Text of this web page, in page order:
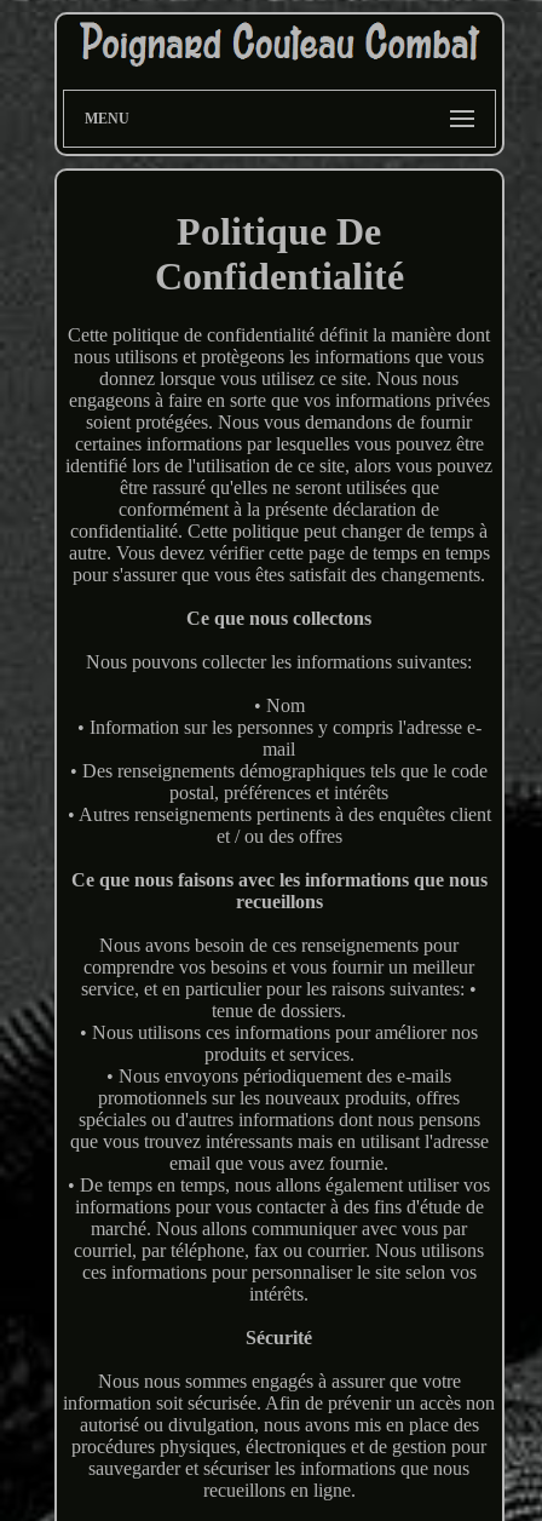
MENU
Politique De
Confidentialité
Cette politique de confidentialité définit la manière dont
nous utilisons et protègeons les informations que vous
donnez lorsque vous utilisez ce site. Nous nous
engageons à faire en sorte que vos informations privées
soient protégées. Nous vous demandons de fournir
certaines informations par lesquelles vous pouvez être
identifié lors de l'utilisation de ce site, alors vous pouvez
être rassuré qu'elles ne seront utilisées que
conformément à la présente déclaration de
confidentialité. Cette politique peut changer de temps à
autre. Vous devez vérifier cette page de temps en temps
pour s'assurer que vous êtes satisfait des changements.
Ce que nous collectons
Nous pouvons collecter les informations suivantes:
• Nom
• Information sur les personnes y compris l'adresse e-
mail
• Des renseignements démographiques tels que le code
postal, préférences et intérêts
• Autres renseignements pertinents à des enquêtes client
et / ou des offres
Ce que nous faisons avec les informations que nous
recueillons
Nous avons besoin de ces renseignements pour
comprendre vos besoins et vous fournir un meilleur
service, et en particulier pour les raisons suivantes: •
tenue de dossiers.
• Nous utilisons ces informations pour améliorer nos
produits et services.
• Nous envoyons périodiquement des e-mails
promotionnels sur les nouveaux produits, offres
spéciales ou d'autres informations dont nous pensons
que vous trouvez intéressants mais en utilisant l'adresse
email que vous avez fournie.
• De temps en temps, nous allons également utiliser vos
informations pour vous contacter à des fins d'étude de
marché. Nous allons communiquer avec vous par
courriel, par téléphone, fax ou courrier. Nous utilisons
ces informations pour personnaliser le site selon vos
intérêts.
Sécurité
Nous nous sommes engagés à assurer que votre
information soit sécurisée. Afin de prévenir un accès non
autorisé ou divulgation, nous avons mis en place des
procédures physiques, électroniques et de gestion pour
sauvegarder et sécuriser les informations que nous
recueillons en ligne.